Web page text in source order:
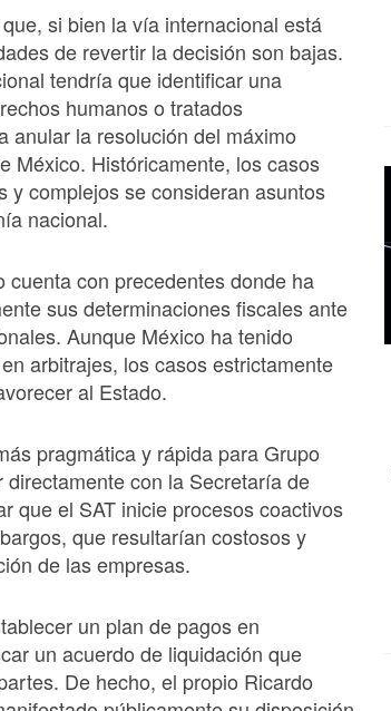
si bien la vía internacional está
de revertir la decisión son bajas.
tendría que identificar una
humanos o tratados
anular la resolución del máximo
México. Históricamente, los casos
y complejos se consideran asuntos
nacional.
cuenta con precedentes donde ha
sus determinaciones fiscales ante
Aunque México ha tenido
arbitrajes, los casos estrictamente
al Estado.
pragmática y rápida para Grupo
directamente con la Secretaría de
que el SAT inicie procesos coactivos
que resultarían costosos y
de las empresas.
un plan de pagos en
un acuerdo de liquidación que
De hecho, el propio Ricardo